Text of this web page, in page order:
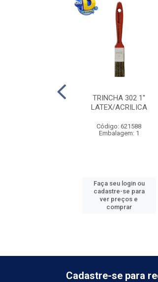
TRINCHA 302 1''
LATEX/ACRILICA
Código: 621588
Embalagem: 1
Faça seu login ou
cadastre-se para
ver preços e
comprar
Cadastre-se para